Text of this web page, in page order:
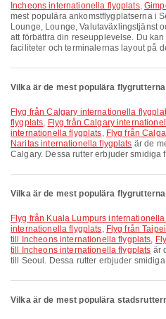
Incheons internationella flygplats,
mest populära ankomstflygplatserna i
Lounge, Lounge, Valutaväxlingstjänst
att förbättra din reseupplevelse. Du
faciliteter och terminalernas layout på
Vilka är de mest populära
Flyg från Calgary internationella flygplats till Vancouver internationella
flygplats, Flyg från Calgary
internationella flygplats, Flyg från
Naritas internationella flygplats är de
Calgary. Dessa rutter erbjuder smidiga
Vilka är de mest populära
Flyg från Kuala Lumpurs internationella flygplats till Incheons
internationella flygplats, Flyg från
till Incheons internationella flygplats,
till Incheons internationella flygplats är
till Seoul. Dessa rutter erbjuder
Vilka är de mest populära